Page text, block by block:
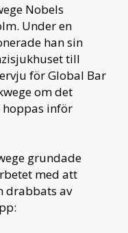
Nobels
Under en
han sin
till
för Global Bar
om det
hoppas inför
grundade
med att
drabbats av